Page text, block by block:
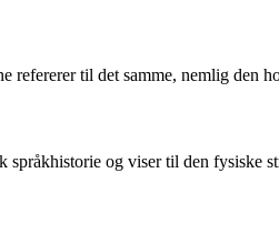
til det samme, nemlig den
og viser til den fysiske